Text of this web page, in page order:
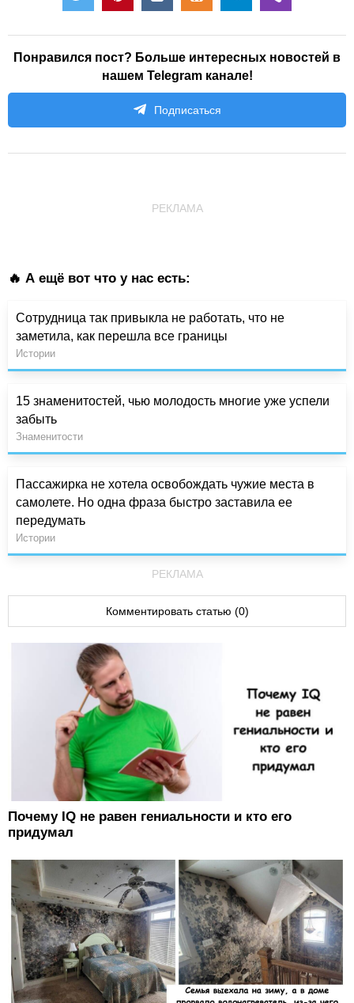
Понравился пост? Больше интересных новостей в
нашем Telegram канале!
Подписаться
РЕКЛАМА
🔥 А ещё вот что у нас есть:
Сотрудница так привыкла не работать, что не
заметила, как перешла все границы
Истории
15 знаменитостей, чью молодость многие уже успели
забыть
Знаменитости
Пассажирка не хотела освобождать чужие места в
самолете. Но одна фраза быстро заставила ее
передумать
Истории
РЕКЛАМА
Комментировать статью (0)
Почему IQ не равен гениальности и кто его
придумал